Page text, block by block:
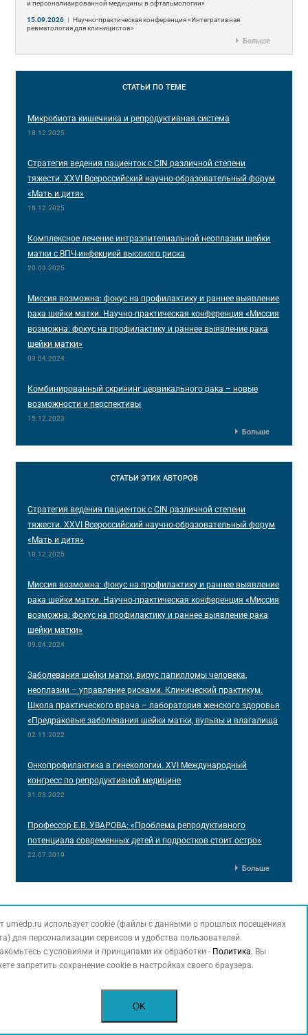
и персонализированной медицины в офтальмологии»
15.09.2026 | Научно-практическая конференция «Интегративная
ревматология для клиницистов»
Больше
СТАТЬИ ПО ТЕМЕ
Микробиота кишечника и репродуктивная система
18.12.2025
Стратегия ведения пациенток с CIN различной степени
тяжести. XXVI Всероссийский научно-образовательный форум
«Мать и дитя»
18.12.2025
Комплексное лечение интраэпителиальной неоплазии шейки
матки с ВПЧ-инфекцией высокого риска
20.03.2025
Миссия возможна: фокус на профилактику и раннее выявление
рака шейки матки. Научно-практическая конференция «Миссия
возможна: фокус на профилактику и раннее выявление рака
шейки матки»
09.04.2024
Комбинированный скрининг цервикального рака – новые
возможности и перспективы
15.12.2023
Больше
СТАТЬИ ЭТИХ АВТОРОВ
Стратегия ведения пациенток с CIN различной степени
тяжести. XXVI Всероссийский научно-образовательный форум
«Мать и дитя»
18.12.2025
Миссия возможна: фокус на профилактику и раннее выявление
рака шейки матки. Научно-практическая конференция «Миссия
возможна: фокус на профилактику и раннее выявление рака
шейки матки»
09.04.2024
Заболевания шейки матки, вирус папилломы человека,
неоплазии – управление рисками. Клинический практикум.
Школа практического врача – лаборатория женского здоровья
«Предраковые заболевания шейки матки, вульвы и влагалища
02.11.2022
Онкопрофилактика в гинекологии. XVI Международный
конгресс по репродуктивной медицине
31.03.2022
Профессор Е.В. УВАРОВА: «Проблема репродуктивного
потенциала современных детей и подростков стоит остро»
22.07.2019
Больше
О медицинском портале uMEDp
Медицинский портал для врачей uMEDp (Universal
экспертов различных областей медицины, много
лет сотрудничающих с издательским домом
«Медфорум». Собранные в рамках издательских
umedp.ru использует cookie (файлы с данными о прошлых посещениях
для персонализации сервисов и удобства пользователей.
с условиями и принципами их обработки - Политика. Вы
запретить сохранение cookie в настройках своего браузера.
OK